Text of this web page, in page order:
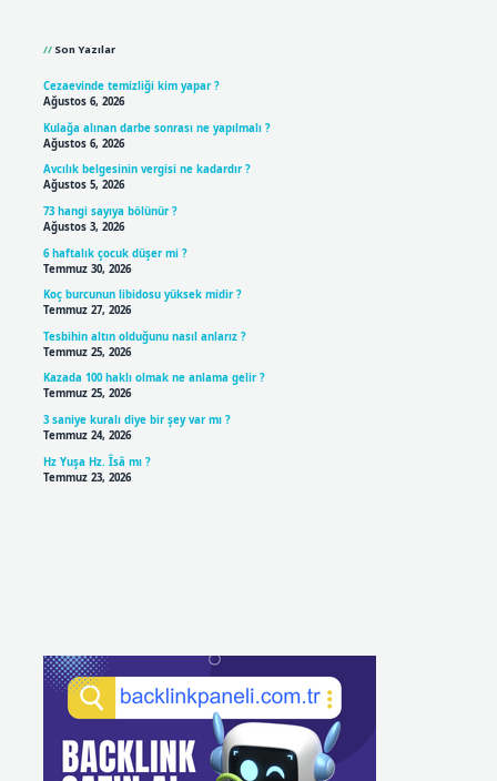
Son Yazılar
Cezaevinde temizliği kim yapar ?
Ağustos 6, 2026
Kulağa alınan darbe sonrası ne yapılmalı ?
Ağustos 6, 2026
Avcılık belgesinin vergisi ne kadardır ?
Ağustos 5, 2026
73 hangi sayıya bölünür ?
Ağustos 3, 2026
6 haftalık çocuk düşer mi ?
Temmuz 30, 2026
Koç burcunun libidosu yüksek midir ?
Temmuz 27, 2026
Tesbihin altın olduğunu nasıl anlarız ?
Temmuz 25, 2026
Kazada 100 haklı olmak ne anlama gelir ?
Temmuz 25, 2026
3 saniye kuralı diye bir şey var mı ?
Temmuz 24, 2026
Hz Yuşa Hz. Îsâ mı ?
Temmuz 23, 2026